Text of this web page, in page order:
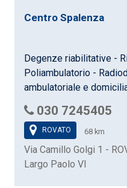
Centro Spalenza
Degenze riabilitative -
Poliambulatorio -
ambulatoriale e
030 7245405
ROVATO 68 km
Via Camillo Golgi 1 -
Largo Paolo VI